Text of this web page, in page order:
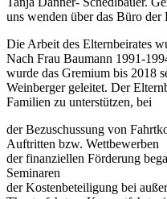
uns wenden über das Büro der
Die Arbeit des Elternbeirates
Nach Frau Baumann 1991-
wurde das Gremium bis 2018
Weinberger geleitet. Der
Familien zu unterstützen, bei
der Bezuschussung von
Auftritten bzw. Wettbewerben
der finanziellen Förderung
Seminaren
der Kostenbeteiligung bei